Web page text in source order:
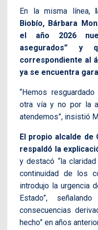
En la misma línea,
Biobío, Bárbara
el año 2026
asegurados” y
correspondiente al
ya se encuentra
“Hemos
otra vía y no por la
atendemos”, insistió
El propio alcalde de
respaldó la
y destacó “la
continuidad de los
introdujo la urgencia
Estado”,
consecuencias
hecho” en años